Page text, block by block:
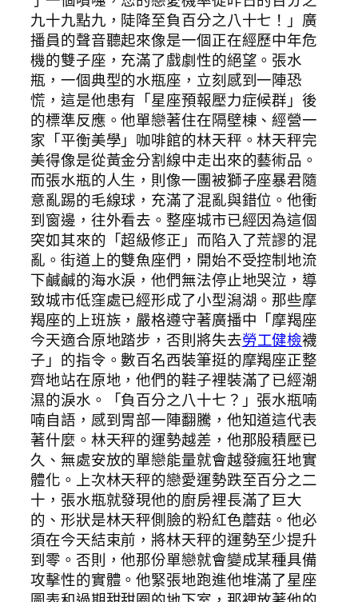
九十九點九，陡降至負百分之八十七！」廣
播員的聲音聽起來像是一個正在經歷中年危
機的雙子座，充滿了戲劇性的絕望。張水
瓶，一個典型的水瓶座，立刻感到一陣恐
慌，這是他患有「星座預報壓力症候群」後
的標準反應。他單戀著住在隔壁棟、經營一
家「平衡美學」咖啡館的林天秤。林天秤完
美得像是從黃金分割線中走出來的藝術品。
而張水瓶的人生，則像一團被獅子座暴君隨
意亂踢的毛線球，充滿了混亂與錯位。他衝
到窗邊，往外看去。整座城市已經因為這個
突如其來的「超級修正」而陷入了荒謬的混
亂。街道上的雙魚座們，開始不受控制地流
下鹹鹹的海水淚，他們無法停止地哭泣，導
致城市低窪處已經形成了小型潟湖。那些摩
羯座的上班族，嚴格遵守著廣播中「摩羯座
今天適合原地踏步，否則將失去勞工健檢襪
子」的指令。數百名西裝筆挺的摩羯座正整
齊地站在原地，他們的鞋子裡裝滿了已經潮
濕的淚水。「負百分之八十七？」張水瓶喃
喃自語，感到胃部一陣翻騰，他知道這代表
著什麼。林天秤的運勢越差，他那股積壓已
久、無處安放的單戀能量就會越發瘋狂地實
體化。上次林天秤的戀愛運勢跌至百分之二
十，張水瓶就發現他的廚房裡長滿了巨大
的、形狀是林天秤側臉的粉紅色蘑菇。他必
須在今天結束前，將林天秤的運勢至少提升
到零。否則，他那份單戀就會變成某種具備
攻擊性的實體。他緊張地跑進他堆滿了星座